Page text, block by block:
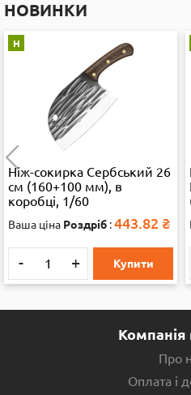
НОВИНКИ
Н
Ніж-сокирка Сербський 26
см (160+100 мм), в
коробці, 1/60
Ваша ціна Роздріб :443.82 ₴
- + Купити
Про
Оплата і